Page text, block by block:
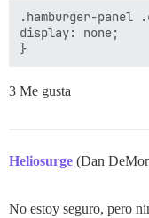
.hamburger-
display: none;
3 Me gusta
Heliosurge (Dan
No estoy seguro, pero